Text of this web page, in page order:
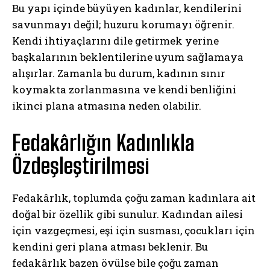
Bu yapı içinde büyüyen kadınlar, kendilerini
savunmayı değil; huzuru korumayı öğrenir.
Kendi ihtiyaçlarını dile getirmek yerine
başkalarının beklentilerine uyum sağlamaya
alışırlar. Zamanla bu durum, kadının sınır
koymakta zorlanmasına ve kendi benliğini
ikinci plana atmasına neden olabilir.
Fedakârlığın Kadınlıkla
Özdeşleştirilmesi
Fedakârlık, toplumda çoğu zaman kadınlara ait
doğal bir özellik gibi sunulur. Kadından ailesi
için vazgeçmesi, eşi için susması, çocukları için
kendini geri plana atması beklenir. Bu
fedakârlık bazen övülse bile çoğu zaman